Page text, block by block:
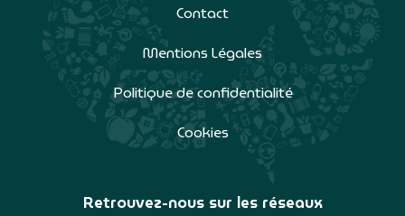
Contact
Mentions Légales
Politique de confidentialité
Cookies
Retrouvez-nous sur les réseaux